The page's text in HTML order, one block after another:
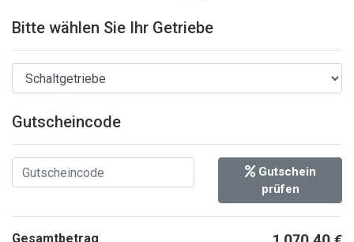
Bitte wählen Sie Ihr Getriebe
Gutscheincode
Gutschein
prüfen
Gesamtbetrag